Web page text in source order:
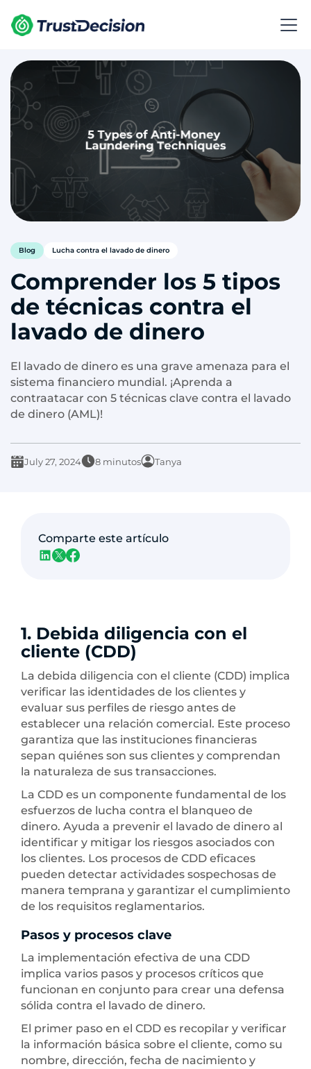
Blog Lucha contra el lavado de dinero
Comprender los 5 tipos
de técnicas contra el
lavado de dinero
El lavado de dinero es una grave amenaza para el
sistema financiero mundial. ¡Aprenda a
contraatacar con 5 técnicas clave contra el lavado
de dinero (AML)!
July 27, 2024 8 minutos Tanya
1. Debida diligencia con el
cliente (CDD)
La debida diligencia con el cliente (CDD) implica
verificar las identidades de los clientes y
evaluar sus perfiles de riesgo antes de
establecer una relación comercial. Este proceso
garantiza que las instituciones financieras
sepan quiénes son sus clientes y comprendan
la naturaleza de sus transacciones.
La CDD es un componente fundamental de los
esfuerzos de lucha contra el blanqueo de
dinero. Ayuda a prevenir el lavado de dinero al
identificar y mitigar los riesgos asociados con
los clientes. Los procesos de CDD eficaces
pueden detectar actividades sospechosas de
manera temprana y garantizar el cumplimiento
de los requisitos reglamentarios.
Pasos y procesos clave
La implementación efectiva de una CDD
implica varios pasos y procesos críticos que
funcionan en conjunto para crear una defensa
sólida contra el lavado de dinero.
El primer paso en el CDD es recopilar y verificar
la información básica sobre el cliente, como su
nombre, dirección, fecha de nacimiento y
Comparte este artículo